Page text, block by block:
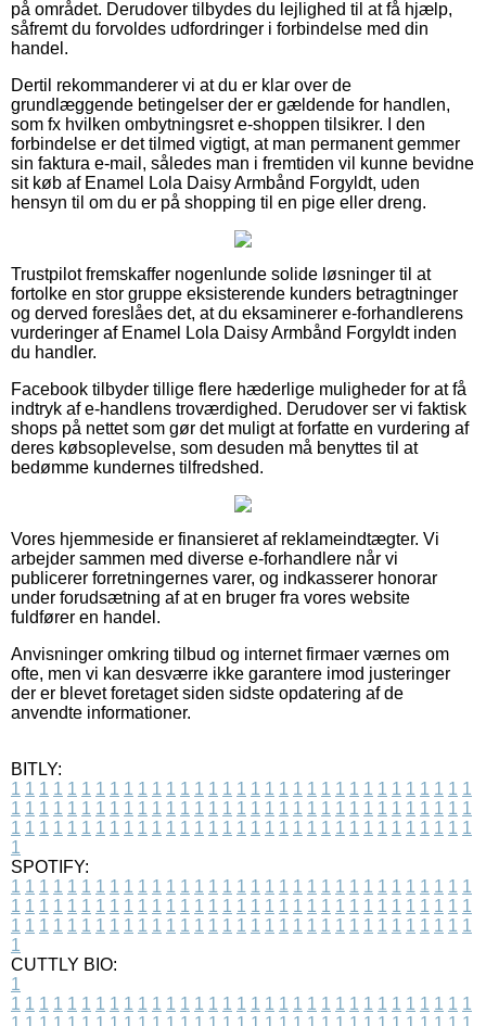
på området. Derudover tilbydes du lejlighed til at få hjælp,
såfremt du forvoldes udfordringer i forbindelse med din
handel.
Dertil rekommanderer vi at du er klar over de
grundlæggende betingelser der er gældende for handlen,
som fx hvilken ombytningsret e-shoppen tilsikrer. I den
forbindelse er det tilmed vigtigt, at man permanent gemmer
sin faktura e-mail, således man i fremtiden vil kunne bevidne
sit køb af Enamel Lola Daisy Armbånd Forgyldt, uden
hensyn til om du er på shopping til en pige eller dreng.
Trustpilot fremskaffer nogenlunde solide løsninger til at
fortolke en stor gruppe eksisterende kunders betragtninger
og derved foreslåes det, at du eksaminerer e-forhandlerens
vurderinger af Enamel Lola Daisy Armbånd Forgyldt inden
du handler.
Facebook tilbyder tillige flere hæderlige muligheder for at få
indtryk af e-handlens troværdighed. Derudover ser vi faktisk
shops på nettet som gør det muligt at forfatte en vurdering af
deres købsoplevelse, som desuden må benyttes til at
bedømme kundernes tilfredshed.
Vores hjemmeside er finansieret af reklameindtægter. Vi
arbejder sammen med diverse e-forhandlere når vi
publicerer forretningernes varer, og indkasserer honorar
under forudsætning af at en bruger fra vores website
fuldfører en handel.
Anvisninger omkring tilbud og internet firmaer værnes om
ofte, men vi kan desværre ikke garantere imod justeringer
der er blevet foretaget siden sidste opdatering af de
anvendte informationer.
BITLY:
1 1 1 1 1 1 1 1 1 1 1 1 1 1 1 1 1 1 1 1 1 1 1 1 1 1 1 1 1 1 1 1 1
1 1 1 1 1 1 1 1 1 1 1 1 1 1 1 1 1 1 1 1 1 1 1 1 1 1 1 1 1 1 1 1 1
1 1 1 1 1 1 1 1 1 1 1 1 1 1 1 1 1 1 1 1 1 1 1 1 1 1 1 1 1 1 1 1 1
1
SPOTIFY:
1 1 1 1 1 1 1 1 1 1 1 1 1 1 1 1 1 1 1 1 1 1 1 1 1 1 1 1 1 1 1 1 1
1 1 1 1 1 1 1 1 1 1 1 1 1 1 1 1 1 1 1 1 1 1 1 1 1 1 1 1 1 1 1 1 1
1 1 1 1 1 1 1 1 1 1 1 1 1 1 1 1 1 1 1 1 1 1 1 1 1 1 1 1 1 1 1 1 1
1
CUTTLY BIO:
1
1 1 1 1 1 1 1 1 1 1 1 1 1 1 1 1 1 1 1 1 1 1 1 1 1 1 1 1 1 1 1 1 1